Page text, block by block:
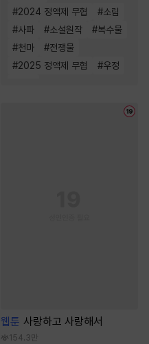
#2024 정액제 무협 #소림
#사파 #소설원작 #복수물
#천마 #전쟁물
#2025 정액제 무협 #우정
웹툰 사랑하고 사랑해서
154.3만